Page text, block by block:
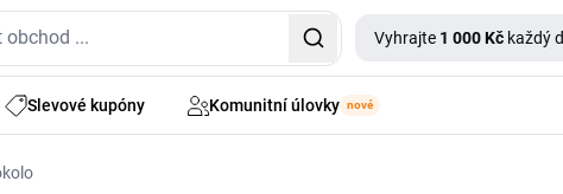
Vyhrajte 1 000 Kč každý
Slevové kupóny Komunitní úlovky nové